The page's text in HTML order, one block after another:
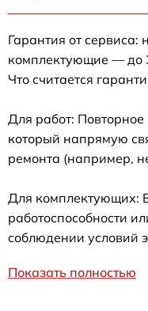
Гарантия от
комплектующие — до
Что считается
Для работ:
который напрямую
ремонта (например,
Для комплектующих:
работоспособности
соблюдении условий
Показать полностью